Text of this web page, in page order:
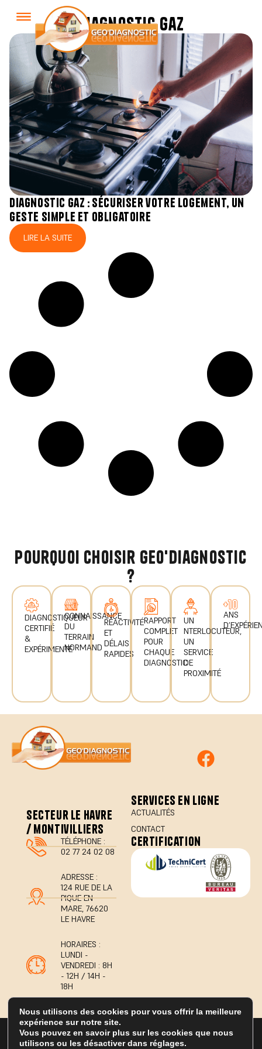
diagnostic gaz
diagnostic gaz : sécuriser votre logement, un
geste simple et obligatoire
LIRE LA SUITE
pourquoi choisir geo'diagnostic
?
DIAGNOSTIQUEUR
CERTIFIÉ
&
EXPÉRIMENTÉ
CONNAISSANCE
DU
TERRAIN
NORMAND
RÉACTIVITÉ
ET
DÉLAIS
RAPIDES
RAPPORT
COMPLET
POUR
CHAQUE
DIAGNOSTIC
UN
NTERLOCUTEUR,
UN
SERVICE
DE
PROXIMITÉ
ANS
secteur le havre
/ montivilliers
TÉLÉPHONE :
02 77 24 02 08
ADRESSE :
124 RUE DE LA
PIQUE EN
MARE, 76620
LE HAVRE
HORAIRES :
LUNDI -
VENDREDI : 8H
- 12H / 14H -
18H
services en ligne
ACTUALITÉS
CONTACT
certification
© 2026 Tous droits réservés Geo'Diagnostic
Mentions légales
Nous utilisons des cookies pour vous offrir la meilleure
expérience sur notre site.
Vous pouvez en savoir plus sur les cookies que nous
utilisons ou les désactiver dans réglages.